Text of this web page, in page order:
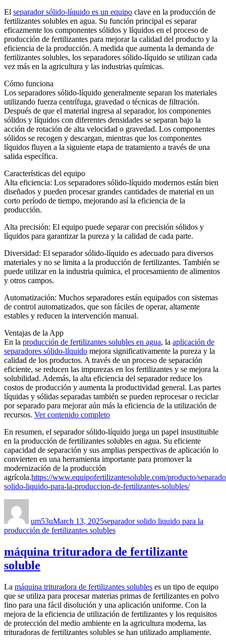
El separador sólido-líquido es un equipo clave en la producción de
fertilizantes solubles en agua. Su función principal es separar
eficazmente los componentes sólidos y líquidos en el proceso de
producción de fertilizantes para mejorar la calidad del producto y la
eficiencia de la producción. A medida que aumenta la demanda de
fertilizantes solubles, los separadores sólido-líquido se utilizan cada
vez más en la agricultura y las industrias químicas.
Cómo funciona
Los separadores sólido-líquido generalmente separan los materiales
utilizando fuerza centrífuga, gravedad o técnicas de filtración.
Después de que el material ingresa al separador, los componentes
sólidos y líquidos con diferentes densidades se separan bajo la
acción de rotación de alta velocidad o gravedad. Los componentes
sólidos se recogen y descargan, mientras que los componentes
líquidos fluyen a la siguiente etapa de tratamiento a través de una
salida específica.
Características del equipo
Alta eficiencia: Los separadores sólido-líquido modernos están bien
diseñados y pueden procesar grandes cantidades de material en un
corto período de tiempo, mejorando así la eficiencia de la
producción.
Alta precisión: El equipo puede separar con precisión sólidos y
líquidos para garantizar la pureza y la calidad de cada parte.
Diversidad: El separador sólido-líquido es adecuado para diversos
materiales y no se limita a la producción de fertilizantes. También se
puede utilizar en la industria química, el procesamiento de alimentos
y otros campos.
Automatización: Muchos separadores están equipados con sistemas
de control automatizados, que son fáciles de operar, altamente
estables y reducen la intervención manual.
Ventajas de la App
En la producción de fertilizantes solubles en agua, la aplicación de
separadores sólido-líquido mejora significativamente la pureza y la
calidad de los productos. A través de un proceso de separación
eficiente, se reducen las impurezas en los fertilizantes y se mejora la
solubilidad. Además, la alta eficiencia del separador reduce los
costos de producción y aumenta la productividad general. Las partes
líquidas y sólidas separadas también se pueden reprocesar o reciclar
por separado para mejorar aún más la eficiencia de la utilización de
recursos. Ver contenido completo
En resumen, el separador sólido-líquido juega un papel insustituible
en la producción de fertilizantes solubles en agua. Su eficiente
capacidad de separación y sus amplias perspectivas de aplicación lo
convierten en una herramienta importante para promover la
modernización de la producción
agrícola.https://www.equipofertilizantesoluble.com/producto/
solido-liquido-para-la-produccion-de-fertilizantes-solubles/
um53uMarch 13, 2025separador solido liquido para la
producción de fertilizantes solubles
máquina trituradora de fertilizante
soluble
La máquina trituradora de fertilizantes solubles es un tipo de equipo
que se utiliza para procesar materias primas de fertilizantes en polvo
fino para una fácil disolución y una aplicación uniforme. Con la
mejora de la eficiencia de utilización de fertilizantes y los requisitos
de protección del medio ambiente en la agricultura moderna, las
trituradoras de fertilizantes solubles se han utilizado ampliamente.